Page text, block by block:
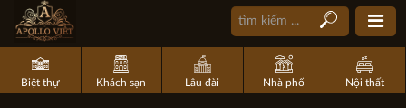
Biệt thự Khách sạn Lâu đài Nhà phố Nội thất